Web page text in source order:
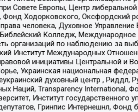
Совете Европы, Центр
Ходорковского, Оксфордский
человека, Духовное Управление
Колледж, Международное
организаций по наблюдению за
Институт Международных
инициативы Центральной и
Украинская национальная
духовный центр , Риддл,
Наций, Transparеncy International,
Институт государственного
Гринпис Интернешнл, Фонд